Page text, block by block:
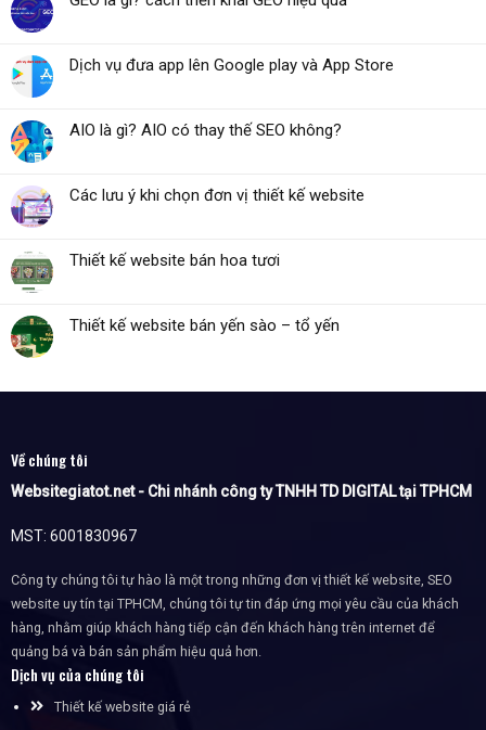
Dịch vụ đưa app lên Google play và App Store
AIO là gì? AIO có thay thế SEO không?
Các lưu ý khi chọn đơn vị thiết kế website
Thiết kế website bán hoa tươi
Thiết kế website bán yến sào – tổ yến
Về chúng tôi
Websitegiatot.net - Chi nhánh công ty TNHH TD DIGITAL tại TPHCM
MST: 6001830967
Công ty chúng tôi tự hào là một trong những đơn vị thiết kế website, SEO
website uy tín tại TPHCM, chúng tôi tự tin đáp ứng mọi yêu cầu của khách
hàng, nhằm giúp khách hàng tiếp cận đến khách hàng trên internet để
quảng bá và bán sản phẩm hiệu quả hơn.
Dịch vụ của chúng tôi
Thiết kế website giá rẻ